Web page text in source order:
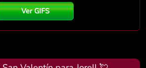
Ver GIFS